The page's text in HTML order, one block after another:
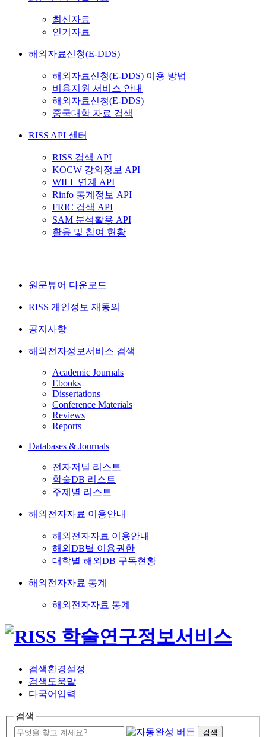
최신자료
인기자료
해외자료신청(E-DDS)
해외자료신청(E-DDS) 이용 방법
비용지원 서비스 안내
해외자료신청(E-DDS)
중국대학 자료 검색
RISS API 센터
RISS 검색 API
KOCW 강의정보 API
WILL 연계 API
Rinfo 통계정보 API
FRIC 검색 API
SAM 분석활용 API
활용 및 참여 현황
원문뷰어 다운로드
RISS 개인정보 재동의
공지사항
해외전자정보서비스 검색
Academic Journals
Ebooks
Dissertations
Conference Materials
Reviews
Reports
Databases & Journals
전자저널 리스트
학술DB 리스트
주제별 리스트
해외전자자료 이용안내
해외전자자료 이용안내
해외DB별 이용권한
대학별 해외DB 구독현황
해외전자자료 통계
해외전자자료 통계
검색환경설정
검색도움말
다국어입력
검색
검색